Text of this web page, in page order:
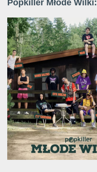
Popkiller Młode Wilki: